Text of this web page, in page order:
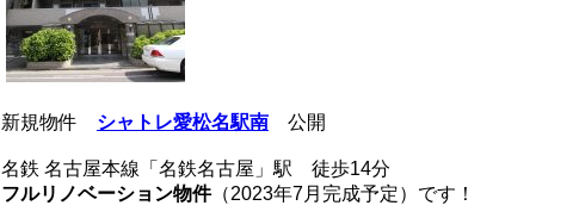
新規物件 シャトレ愛松名駅南 公開
名鉄 名古屋本線「名鉄名古屋」駅 徒歩14分
フルリノベーション物件（2023年7月完成予定）です！